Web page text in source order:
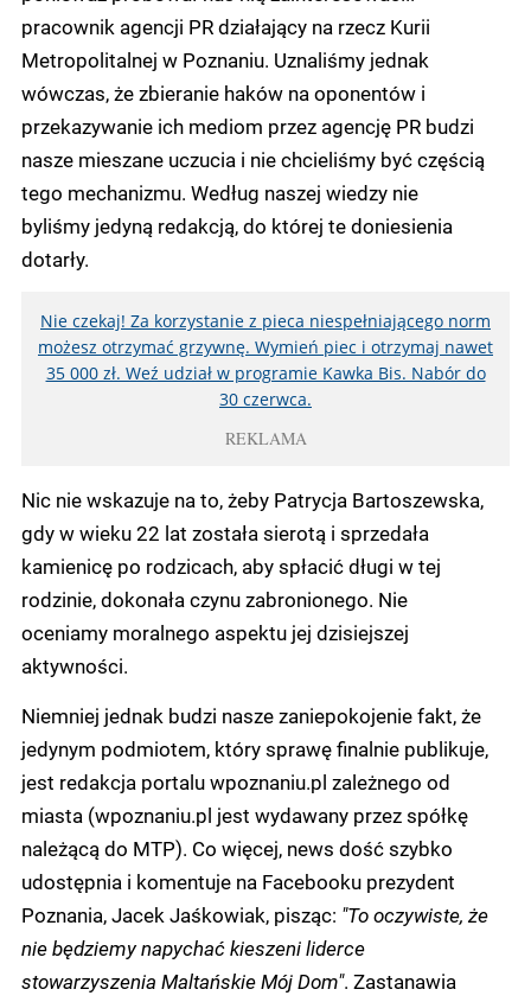
pracownik agencji PR działający na rzecz Kurii
Metropolitalnej w Poznaniu. Uznaliśmy jednak
wówczas, że zbieranie haków na oponentów i
przekazywanie ich mediom przez agencję PR budzi
nasze mieszane uczucia i nie chcieliśmy być częścią
tego mechanizmu. Według naszej wiedzy nie
byliśmy jedyną redakcją, do której te doniesienia
dotarły.
Nie czekaj! Za korzystanie z pieca niespełniającego norm
możesz otrzymać grzywnę. Wymień piec i otrzymaj nawet
35 000 zł. Weź udział w programie Kawka Bis. Nabór do
30 czerwca.
REKLAMA
Nic nie wskazuje na to, żeby Patrycja Bartoszewska,
gdy w wieku 22 lat została sierotą i sprzedała
kamienicę po rodzicach, aby spłacić długi w tej
rodzinie, dokonała czynu zabronionego. Nie
oceniamy moralnego aspektu jej dzisiejszej
aktywności.
Niemniej jednak budzi nasze zaniepokojenie fakt, że
jedynym podmiotem, który sprawę finalnie publikuje,
jest redakcja portalu wpoznaniu.pl zależnego od
miasta (wpoznaniu.pl jest wydawany przez spółkę
należącą do MTP). Co więcej, news dość szybko
udostępnia i komentuje na Facebooku prezydent
Poznania, Jacek Jaśkowiak, pisząc: "To oczywiste, że
nie będziemy napychać kieszeni liderce
stowarzyszenia Maltańskie Mój Dom". Zastanawia